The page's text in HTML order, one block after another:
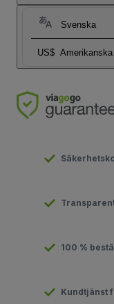
Svenska
US$
100 %
Kundtjänst